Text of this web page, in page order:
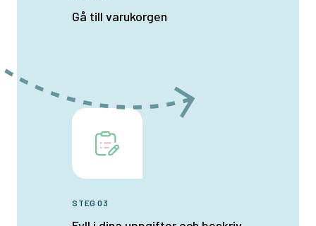
Gå till varukorgen
STEG 03